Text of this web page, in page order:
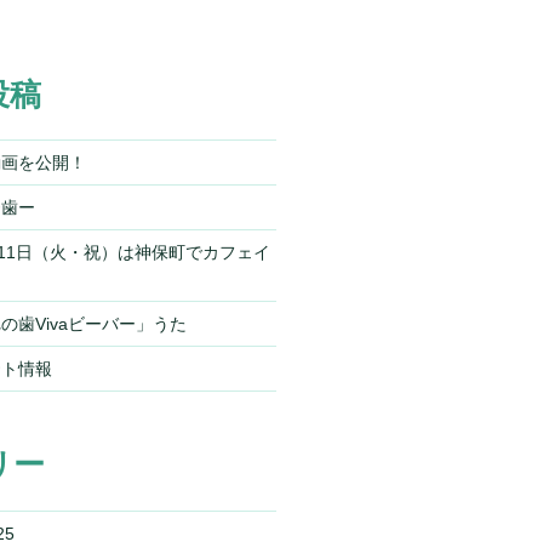
稿
を公開！
ー
日（火・祝）は神保町でカフェイ
の歯Vivaビーバー」うた
情報
ー